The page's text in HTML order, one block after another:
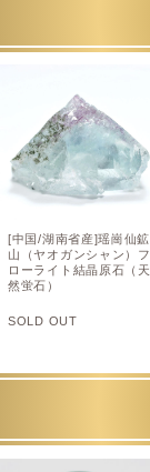
[中国/湖南省産]瑶崗仙鉱
山（ヤオガンシャン）フ
ローライト結晶原石（天
然蛍石）
SOLD OUT